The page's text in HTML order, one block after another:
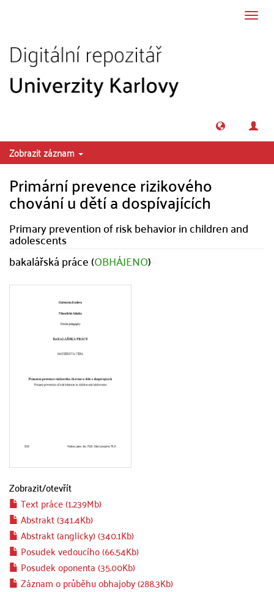
Zobrazit záznam
Primární prevence rizikového
chování u dětí a dospívajících
Primary prevention of risk behavior in children and
adolescents
bakalářská práce (OBHÁJENO)
Zobrazit/otevřít
Text práce (1.239Mb)
Abstrakt (341.4Kb)
Abstrakt (anglicky) (340.1Kb)
Posudek vedoucího (66.54Kb)
Posudek oponenta (35.00Kb)
Záznam o průběhu obhajoby (288.3Kb)